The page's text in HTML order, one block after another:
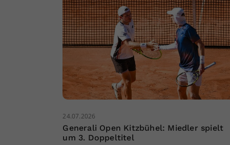
24.07.2026
Generali Open Kitzbühel: Miedler spielt
um 3. Doppeltitel